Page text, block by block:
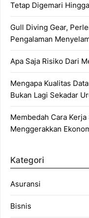
Tetap Digemari
Gull Diving Gear,
Pengalaman
Apa Saja Risiko Dari
Mengapa Kualitas
Bukan Lagi Sekadar
Membedah Cara
Menggerakkan
Kategori
Asuransi
Bisnis